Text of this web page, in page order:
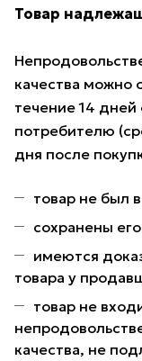
Товар
качества можно
течение 14
потребителю
дня после
товар не был
сохранены
имеются
товара у
товар не
качества, не